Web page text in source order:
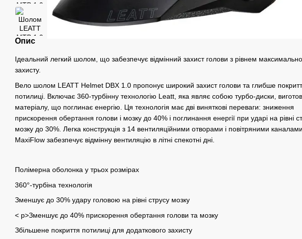
Опис
Ідеальний легкий шолом, що забезпечує відмінний захист голови з рівнем
захисту.
Вело шолом LEATT Helmet DBX 1.0 пропонує широкий захист голови та глибше
потилиці. Включає 360-турбінну технологію Leatt, яка являє собою турбо-диски,
матеріалу, що поглинає енергію. Ця технологія має дві виняткові переваги: зниження
прискорення обертання голови і мозку до 40% і поглинання енергії при ударі на рівні
мозку до 30%. Легка конструкція з 14 вентиляційними отворами і повітряними каналами
MaxiFlow забезпечує відмінну вентиляцію в літні спекотні дні.
Полімерна оболонка у трьох розмірах
360°-турбіна технологія
Зменшує до 30% удару головою на рівні струсу мозку
< p>Зменшує до 40% прискорення обертання голови та мозку
Збільшене покриття потилиці для додаткового захисту